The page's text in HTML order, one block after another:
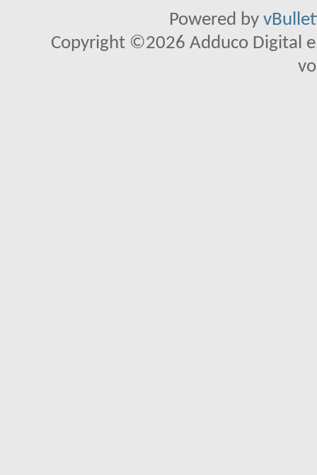
Powered by
Copyright ©2026 Adduco Digital